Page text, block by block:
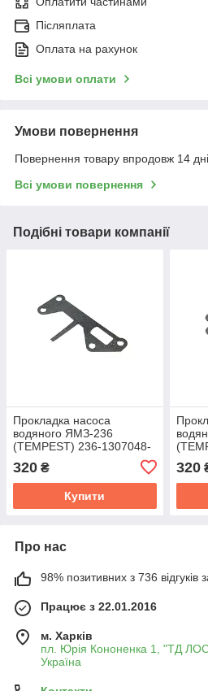
Післяплата
Оплата на рахунок
Всі умови оплати
Умови повернення
Повернення товару впродовж 14
Всі умови повернення
Подібні товари компанії
Прокладка насоса
водяного ЯМЗ-236
(TEMPEST) 236-1307048-
320 ₴
Купити
320
Про нас
98% позитивних з 736 відгуків
Працює з 22.01.2016
м. Харків
пл. Юрія Кононенка 1, "ТД
Україна